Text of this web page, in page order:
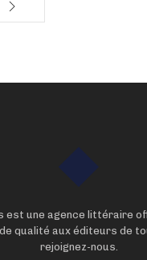
est une agence littéraire
qualité aux éditeurs de
rejoignez-nous.